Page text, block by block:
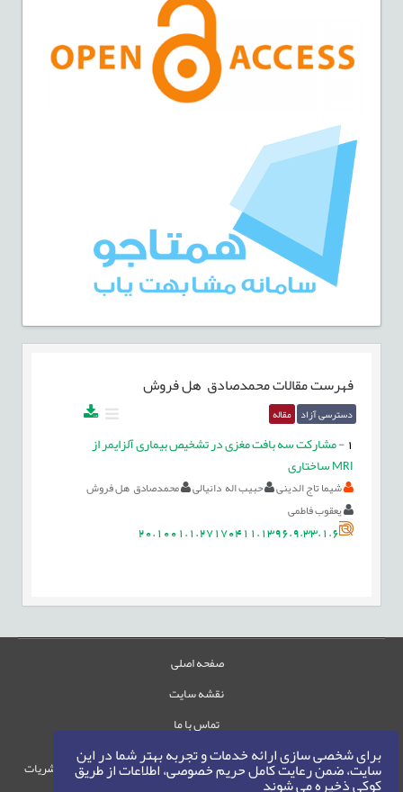
برای شخصی سازی ارائه خدمات و تجربه بهتر شما در این
سایت، ضمن رعایت کامل حریم خصوصی، اطلاعات از طریق
کوکی ذخیره می شوند
فهرست مقالاتمحمدصادق هل فروش
دسترسی آزاد مقاله
-مشارکت سه بافت مغزی در تشخیص بیماری آلزایمر از
MRI ساختاری
شیما تاج الدینی حبیب اله دانیالی
محمدصادق هل فروش
یعقوب فاطمی
20.1001.1.27170411.1396.9.33.1.6
صفحه اصلی
نقشه سایت
تماس با ما
حقوق این وب‌سایت متعلق به سامانه مدیریت نشریات